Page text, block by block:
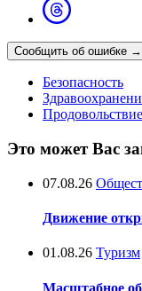
Сообщить об ошибке →
Безопасность
Продовольствие
Это может Вас
07.08.26
Движение
01.08.26 Туризм
Масштабное